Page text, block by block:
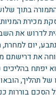
בתוך
מכירת
לדרוש את
יום
את דרישתם
יפתח בהליכים
של תהליך,
הסכם בוררות